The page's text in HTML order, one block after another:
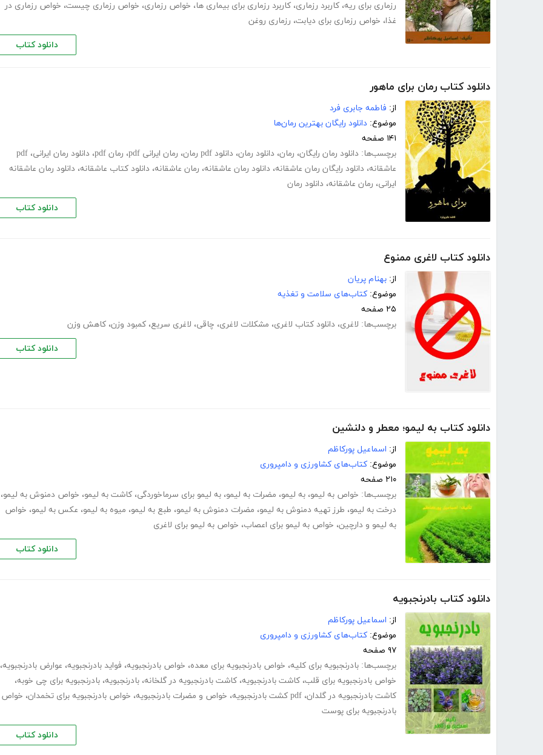
رزماری برای ریه، کاربرد رزماری، کاربرد رزماری برای بیماری ها، خواص رزماری، خواص رزماری چیست، خواص رزماری در
غذا، خواص رزماری برای دیابت، رزماری روغن
دانلود کتاب
دانلود کتاب رمان برای ماهور
از: فاطمه جابری فرد
موضوع: دانلود رایگان بهترین رمان‌ها
۱۴۱ صفحه
برچسب‌ها: دانلود رمان رایگان، رمان، دانلود رمان، دانلود pdf رمان ، رمان ایرانی pdf ، رمان pdf ، دانلود رمان ایرانی، pdf
عاشقانه، دانلود رایگان رمان عاشقانه، دانلود رمان عاشقانه، رمان عاشقانه، دانلود کتاب عاشقانه، دانلود رمان عاشقانه
ایرانی، رمان عاشقانه، دانلود رمان
دانلود کتاب
دانلود کتاب لاغری ممنوع
از: بهنام پریان
موضوع: کتاب‌های سلامت و تغذیه
۲۵ صفحه
برچسب‌ها: لاغری، دانلود کتاب لاغری، مشکلات لاغری، چاقی، لاغری سریع، کمبود وزن، کاهش وزن
دانلود کتاب
دانلود کتاب به لیمو؛ معطر و دلنشین
از: اسماعیل پورکاظم
موضوع: کتاب‌های کشاورزی و دامپروری
۲۱۰ صفحه
برچسب‌ها: خواص به لیمو، به لیمو، مضرات به لیمو، به لیمو برای سرماخوردگی، کاشت به لیمو، خواص دمنوش به لیمو،
درخت به لیمو، طرز تهیه دمنوش به لیمو، مضرات دمنوش به لیمو، طبع به لیمو، میوه به لیمو، عکس به لیمو، خواص
به لیمو و دارچین، خواص به لیمو برای اعصاب، خواص به لیمو برای لاغری
دانلود کتاب
دانلود کتاب بادرنجبویه
از: اسماعیل پورکاظم
موضوع: کتاب‌های کشاورزی و دامپروری
۹۷ صفحه
برچسب‌ها: بادرنجبویه برای کلیه، خواص بادرنجبویه برای معده، خواص بادرنجبویه، فواید بادرنجبویه، عوارض بادرنجبویه،
خواص بادرنجبویه برای قلب، کاشت بادرنجبویه، کاشت بادرنجبویه در گلخانه، بادرنجبویه، بادرنجبویه برای چی خوبه،
کاشت بادرنجبویه در گلدان، pdf کشت بادرنجبویه ، خواص و مضرات بادرنجبویه، خواص بادرنجبویه برای تخمدان، خواص
بادرنجبویه برای پوست
دانلود کتاب